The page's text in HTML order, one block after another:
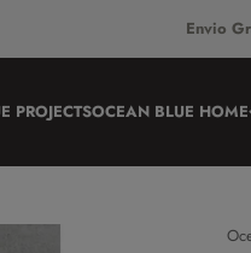
Envio
PROJECTSOCEAN BLUE HOME